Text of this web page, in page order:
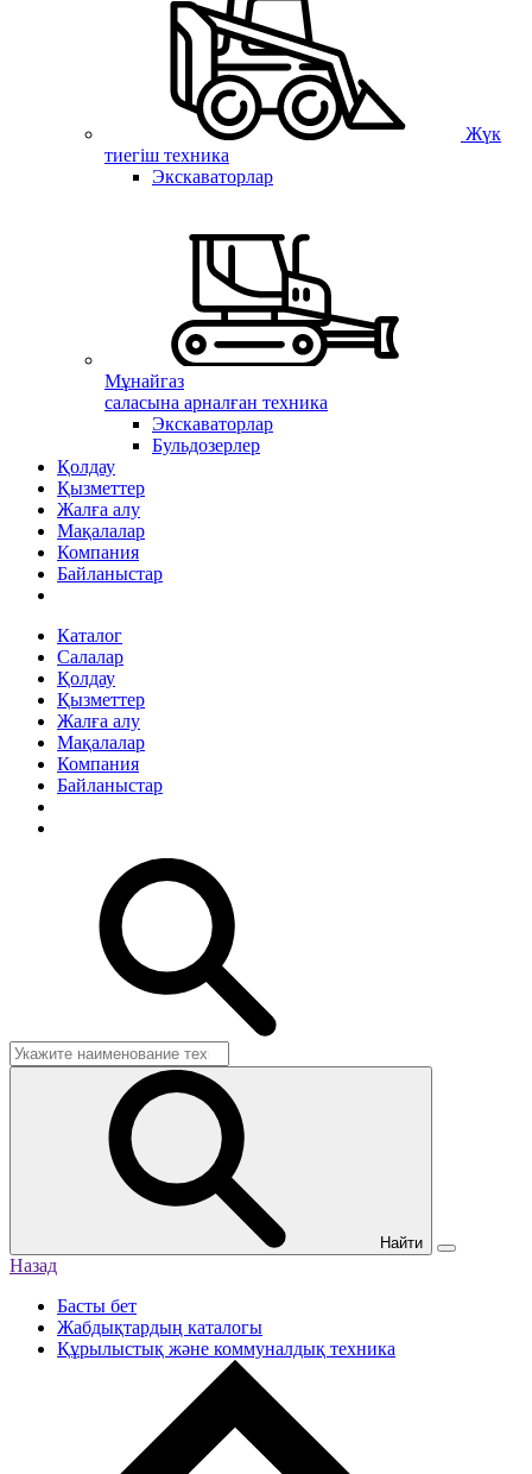
Жүк
тиегіш техника
Экскаваторлар
Мұнайгаз
саласына арналған техника
Экскаваторлар
Бульдозерлер
Қолдау
Қызметтер
Жалға алу
Мақалалар
Компания
Байланыстар
Каталог
Салалар
Қолдау
Қызметтер
Жалға алу
Мақалалар
Компания
Байланыстар
Найти
Назад
Басты бет
Жабдықтардың каталогы
Құрылыстық және коммуналдық техника